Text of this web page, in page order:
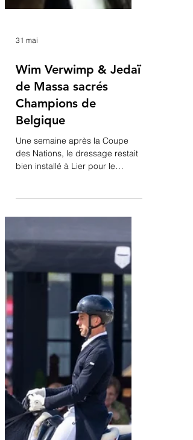
31 mai
Wim Verwimp & Jedaï
de Massa sacrés
Belgique
Une semaine après la Coupe
bien installé à Lier pour le
Championnat national ; une
proximité qui expliquait en
particulier l'absence de Justin
Verboomen et Larissa Pauluis
mais qui dégageait clairement la
route aux autres concurrents, à
commence par Wim Verwimp et
son impressionnant Jedaï de
Massa. En 1994, Wim Verwimp
remportait le titre de Champion
de Belgique avec Clyde. Plus de
trente ans plus tard, le belge se
retrouve au sommet. Lorsqu'i